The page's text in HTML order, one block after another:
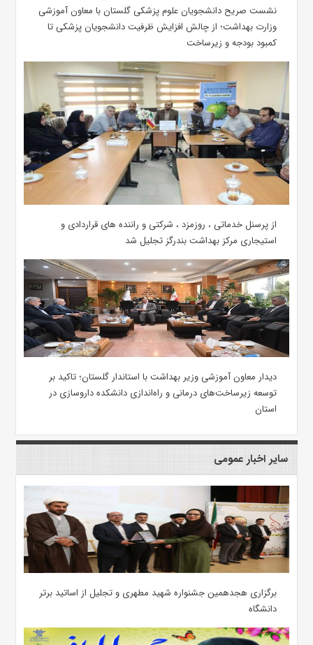
نشست صریح دانشجویان علوم پزشکی گلستان با معاون آموزشی
وزارت بهداشت؛ از چالش افزایش ظرفیت دانشجویان ‌پزشکی تا
کمبود بودجه و زیرساخت
از پرسنل خدماتی ، روزمزد ، شرکتی و راننده های قراردادی و
استیجاری مرکز بهداشت بندرگز تجلیل شد
دیدار معاون آموزشی وزیر بهداشت با استاندار گلستان؛ تاکید بر
توسعه زیرساخت‌های درمانی و راه‌اندازی دانشکده داروسازی در
استان
سایر اخبار عمومی
برگزاری هجدهمین جشنواره شهید مطهری و تجلیل از اساتید برتر
دانشگاه